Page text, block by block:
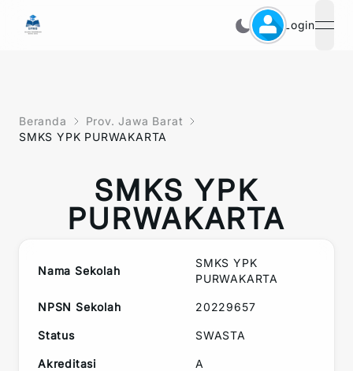
Login
Beranda
Prov. Jawa Barat
SMKS YPK PURWAKARTA
SMKS YPK
PURWAKARTA
Nama Sekolah
SMKS YPK
PURWAKARTA
NPSN Sekolah 20229657
Status SWASTA
Akreditasi A